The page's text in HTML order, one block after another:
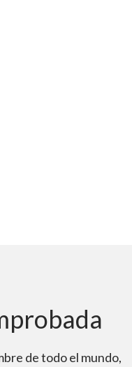
de todo el mundo,